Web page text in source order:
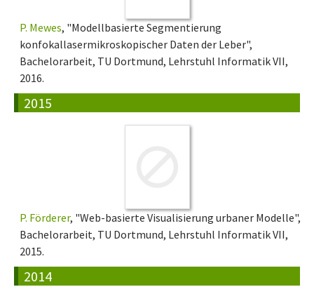
P. Mewes, "Modellbasierte Segmentierung
konfokallasermikroskopischer Daten der Leber",
Bachelorarbeit, TU Dortmund, Lehrstuhl Informatik VII,
2016.
2015
P. Förderer, "Web-basierte Visualisierung urbaner Modelle",
Bachelorarbeit, TU Dortmund, Lehrstuhl Informatik VII,
2015.
2014